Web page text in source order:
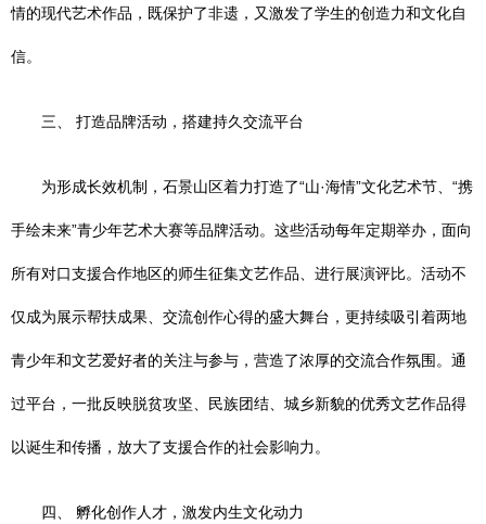
情的现代艺术作品，既保护了非遗，又激发了学生的创造力和文化自
信。
三、 打造品牌活动，搭建持久交流平台
为形成长效机制，石景山区着力打造了“山·海情”文化艺术节、“携
手绘未来”青少年艺术大赛等品牌活动。这些活动每年定期举办，面向
所有对口支援合作地区的师生征集文艺作品、进行展演评比。活动不
仅成为展示帮扶成果、交流创作心得的盛大舞台，更持续吸引着两地
青少年和文艺爱好者的关注与参与，营造了浓厚的交流合作氛围。通
过平台，一批反映脱贫攻坚、民族团结、城乡新貌的优秀文艺作品得
以诞生和传播，放大了支援合作的社会影响力。
四、 孵化创作人才，激发内生文化动力